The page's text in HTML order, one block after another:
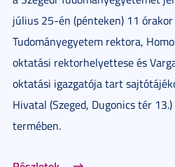
július 25-én (pénteken) 11 órakor
Tudományegyetem rektora,
oktatási rektorhelyettese és
oktatási igazgatója tart
Hivatal (Szeged, Dugonics tér
termében.